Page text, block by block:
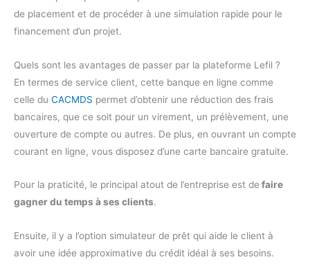
de placement et de procéder à une simulation rapide pour le
financement d’un projet.
Quels sont les avantages de passer par la plateforme Lefil ?
En termes de service client, cette banque en ligne comme
celle du CACMDS permet d’obtenir une réduction des frais
bancaires, que ce soit pour un virement, un prélèvement, une
ouverture de compte ou autres. De plus, en ouvrant un compte
courant en ligne, vous disposez d’une carte bancaire gratuite.
Pour la praticité, le principal atout de l’entreprise est de faire
gagner du temps à ses clients.
Ensuite, il y a l’option simulateur de prêt qui aide le client à
avoir une idée approximative du crédit idéal à ses besoins.